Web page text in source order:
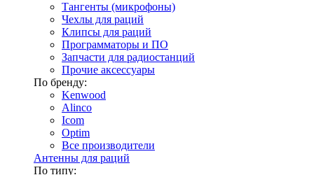
Тангенты (микрофоны)
Чехлы для раций
Клипсы для раций
Программаторы и ПО
Запчасти для радиостанций
Прочие аксессуары
По бренду:
Kenwood
Alinco
Icom
Optim
Все производители
Антенны для раций
По типу: